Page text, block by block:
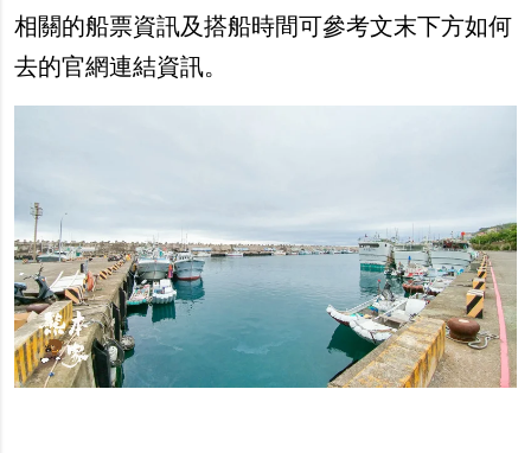
相關的船票資訊及搭船時間可參考文末下方如何
去的官網連結資訊。